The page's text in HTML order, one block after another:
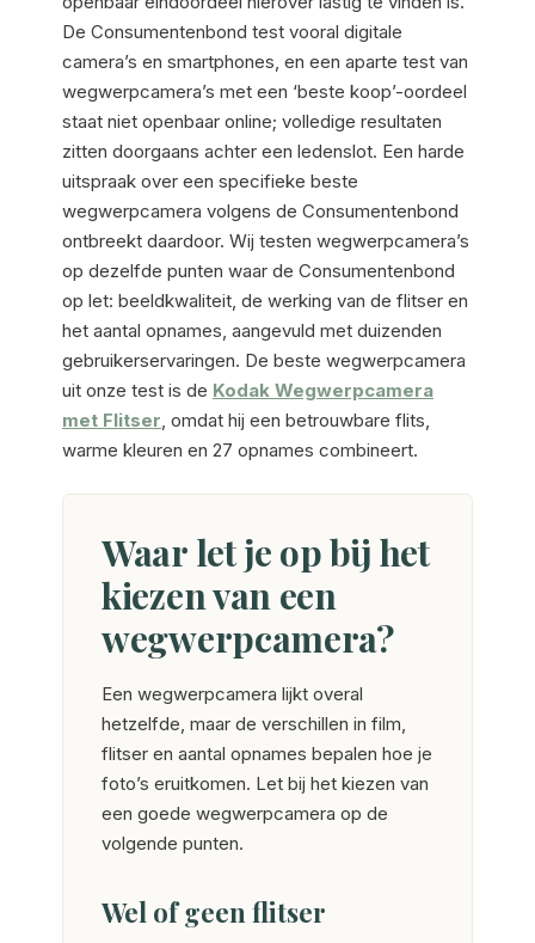
De Consumentenbond test vooral digitale
camera’s en smartphones, en een aparte test van
wegwerpcamera’s met een ‘beste koop’-oordeel
staat niet openbaar online; volledige resultaten
zitten doorgaans achter een ledenslot. Een harde
uitspraak over een specifieke beste
wegwerpcamera volgens de Consumentenbond
ontbreekt daardoor. Wij testen wegwerpcamera’s
op dezelfde punten waar de Consumentenbond
op let: beeldkwaliteit, de werking van de flitser en
het aantal opnames, aangevuld met duizenden
gebruikerservaringen. De beste wegwerpcamera
uit onze test is de Kodak Wegwerpcamera
met Flitser , omdat hij een betrouwbare flits,
warme kleuren en 27 opnames combineert.
Waar let je op bij het
kiezen van een
wegwerpcamera?
Een wegwerpcamera lijkt overal
hetzelfde, maar de verschillen in film,
flitser en aantal opnames bepalen hoe je
foto’s eruitkomen. Let bij het kiezen van
een goede wegwerpcamera op de
volgende punten.
Wel of geen flitser